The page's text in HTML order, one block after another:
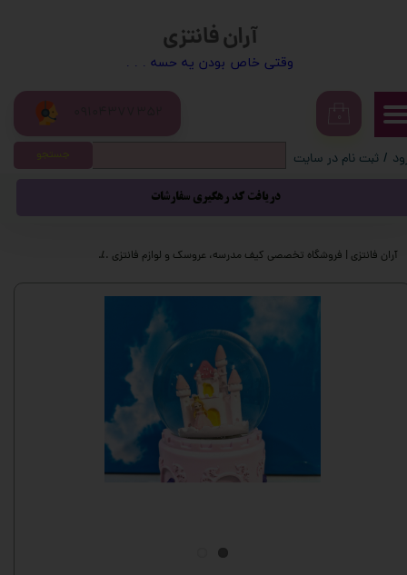
آران فانتزی
​​وقتی خاص بودن یه حسه . . .
/ ثبت نام در سایت
سفارشات
خروج از حساب کاربری
دریافت کد رهگیری سفارشات
جستجو
آران فانتزی | فروشگاه تخصصی کیف مدرسه، عروسک و لوازم فانتزی